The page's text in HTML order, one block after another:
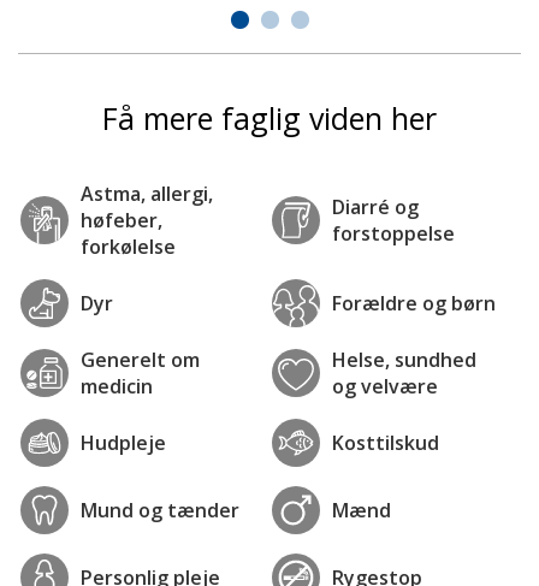
Få mere faglig viden her
Astma, allergi,
høfeber,
forkølelse
Diarré og
forstoppelse
Dyr Forældre og børn
Generelt om
medicin
Helse, sundhed
og velvære
Hudpleje Kosttilskud
Mund og tænder Mænd
Personlig pleje Rygestop